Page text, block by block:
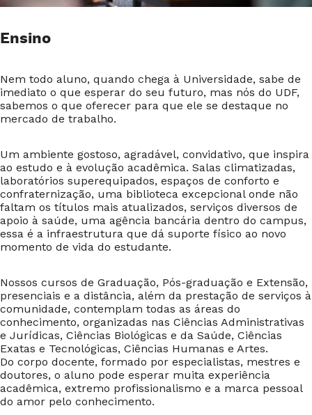
Ensino
Nem todo aluno, quando chega à Universidade, sabe de
imediato o que esperar do seu futuro, mas nós do UDF,
sabemos o que oferecer para que ele se destaque no
mercado de trabalho.
Um ambiente gostoso, agradável, convidativo, que inspira
ao estudo e à evolução acadêmica. Salas climatizadas,
laboratórios superequipados, espaços de conforto e
confraternização, uma biblioteca excepcional onde não
faltam os títulos mais atualizados, serviços diversos de
apoio à saúde, uma agência bancária dentro do campus,
essa é a infraestrutura que dá suporte físico ao novo
momento de vida do estudante.
Nossos cursos de Graduação, Pós-graduação e Extensão,
presenciais e a distância, além da prestação de serviços à
comunidade, contemplam todas as áreas do
conhecimento, organizadas nas Ciências Administrativas
e Jurídicas, Ciências Biológicas e da Saúde, Ciências
Exatas e Tecnológicas, Ciências Humanas e Artes.
Do corpo docente, formado por especialistas, mestres e
doutores, o aluno pode esperar muita experiência
acadêmica, extremo profissionalismo e a marca pessoal
do amor pelo conhecimento.